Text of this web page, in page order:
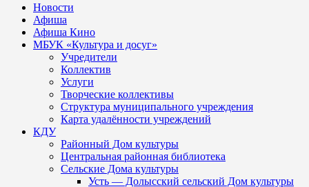
Новости
Афиша
Афиша Кино
МБУК «Культура и досуг»
Учредители
Коллектив
Услуги
Творческие коллективы
Структура муниципального учреждения
Карта удалённости учреждений
КДУ
Районный Дом культуры
Центральная районная библиотека
Сельские Дома культуры
Усть — Долысский сельский Дом культуры